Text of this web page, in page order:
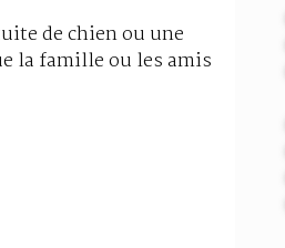
de chien ou une
la famille ou les amis